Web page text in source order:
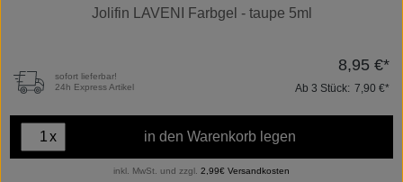
Jolifin LAVENI Farbgel - taupe 5ml
sofort lieferbar!
24h Express Artikel
8,95 €*
Ab 3 Stück: 7,90 €*
x in den Warenkorb legen
inkl. MwSt. und zzgl. 2,99€ Versandkosten